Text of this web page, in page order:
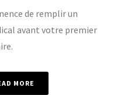
de remplir un
avant votre premier
MORE